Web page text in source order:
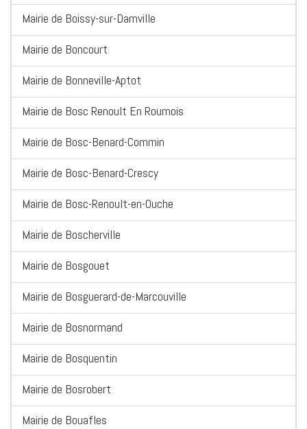
Mairie de Boissy-sur-Damville
Mairie de Boncourt
Mairie de Bonneville-Aptot
Mairie de Bosc Renoult En Roumois
Mairie de Bosc-Benard-Commin
Mairie de Bosc-Benard-Crescy
Mairie de Bosc-Renoult-en-Ouche
Mairie de Boscherville
Mairie de Bosgouet
Mairie de Bosguerard-de-Marcouville
Mairie de Bosnormand
Mairie de Bosquentin
Mairie de Bosrobert
Mairie de Bouafles